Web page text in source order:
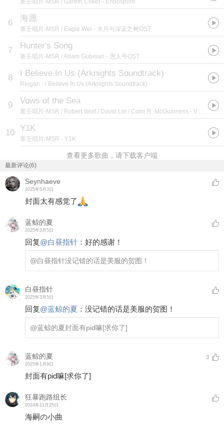
塞壬唱片-MSR / Gareth Coker - Endospore
6 海愿
塞壬唱片-MSR / Eagle Wei - 水月与深蓝之树OST
7 Hunter's Song
塞壬唱片-MSR / Adam Gubman - 愚人号OST
8 I Believe In Us (Arknights Soundtrack)
Reigan - I Believe In Us (Arknights Soundtrack)
9 Vows of the Sea
塞壬唱片-MSR / Robert Wolf / David Lin / Colm R. McGuinness - Vows of the Sea
10 Y1K
塞壬唱片-MSR - Y1K
查看更多歌曲，请下载客户端
最新评论(6)
Seynhaeve
2025年5月3日
封面太有感觉了
蓝鲸的夏
2025年3月5日
回复@白昼指针 ： 好的感谢！
@白昼指针没记错的话是美服的贺图！
白昼指针
2025年3月5日
回复@蓝鲸的夏 ： 没记错的话是美服的贺图！
@蓝鲸的夏封面有pid嘛[求你了]
蓝鲸的夏
2025年1月9日
3
封面有pid嘛[求你了]
狂暴跑路组长
2024年11月25日
海嗣の小曲